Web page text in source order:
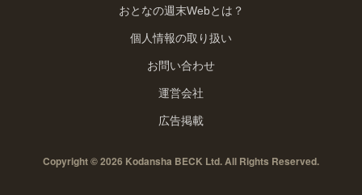
おとなの週末Webとは？
個人情報の取り扱い
お問い合わせ
運営会社
広告掲載
Copyright © 2026 Kodansha BECK Ltd. All Rights Reserved.